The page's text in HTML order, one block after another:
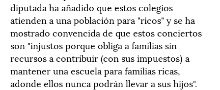
diputada ha añadido que estos colegios
atienden a una población para "ricos" y se ha
mostrado convencida de que estos conciertos
son "injustos porque obliga a familias sin
recursos a contribuir (con sus impuestos) a
mantener una escuela para familias ricas,
adonde ellos nunca podrán llevar a sus hijos".